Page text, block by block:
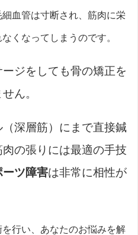
血管は寸断され、筋肉に栄
くなってしまうのです。
ジをしても骨の矯正を
ん。
深層筋）にまで直接鍼
の張りには最適の手技
ーツ障害は非常に相性が
行い、あなたのお悩みを解